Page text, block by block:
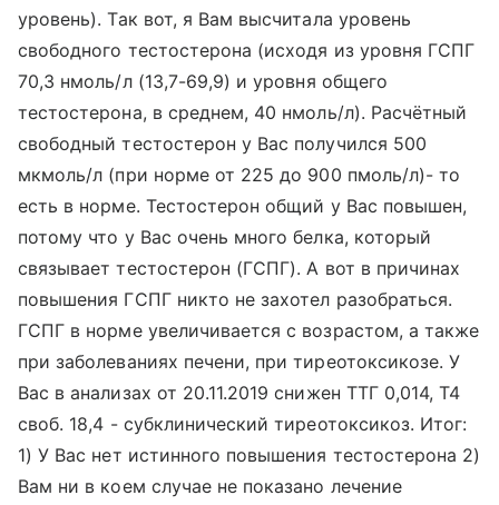
уровень). Так вот, я Вам высчитала уровень
свободного тестостерона (исходя из уровня ГСПГ
70,3 нмоль/л (13,7-69,9) и уровня общего
тестостерона, в среднем, 40 нмоль/л). Расчётный
свободный тестостерон у Вас получился 500
мкмоль/л (при норме от 225 до 900 пмоль/л)- то
есть в норме. Тестостерон общий у Вас повышен,
потому что у Вас очень много белка, который
связывает тестостерон (ГСПГ). А вот в причинах
повышения ГСПГ никто не захотел разобраться.
ГСПГ в норме увеличивается с возрастом, а также
при заболеваниях печени, при тиреотоксикозе. У
Вас в анализах от 20.11.2019 снижен ТТГ 0,014, Т4
своб. 18,4 - субклинический тиреотоксикоз. Итог:
1) У Вас нет истинного повышения тестостерона 2)
Вам ни в коем случае не показано лечение